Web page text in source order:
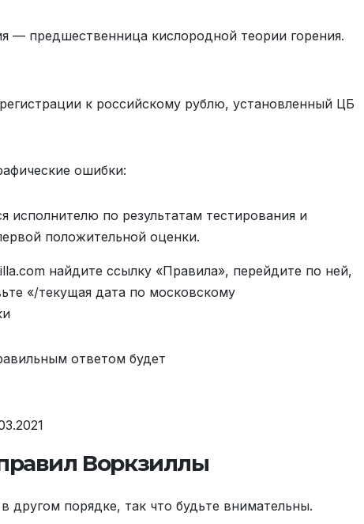
— предшественница кислородной теории горения.
к российскому рублю, установленный ЦБ
ошибки:
исполнителю по результатам тестирования и
положительной оценки.
найдите ссылку «Правила», перейдите по ней,
«/текущая дата по московскому
ответом будет
Воркзиллы
порядке, так что будьте внимательны.